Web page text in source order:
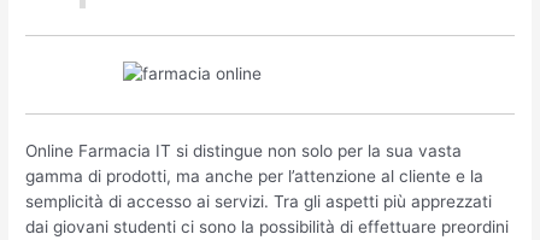
Online Farmacia IT si distingue non solo per la sua vasta
gamma di prodotti, ma anche per l’attenzione al cliente e la
semplicità di accesso ai servizi. Tra gli aspetti più apprezzati
dai giovani studenti ci sono la possibilità di effettuare preordini